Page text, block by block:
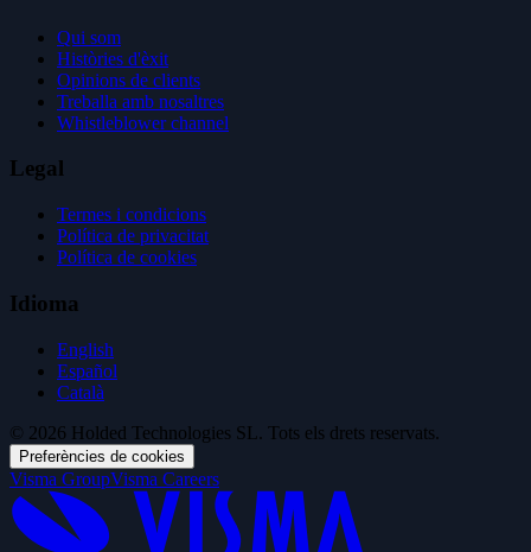
Qui som
Històries d'èxit
Opinions de clients
Treballa amb nosaltres
Whistleblower channel
Legal
Termes i condicions
Política de privacitat
Política de cookies
Idioma
English
Español
Català
© 2026 Holded Technologies SL. Tots els drets reservats.
Preferències de cookies
Visma GroupVisma Careers